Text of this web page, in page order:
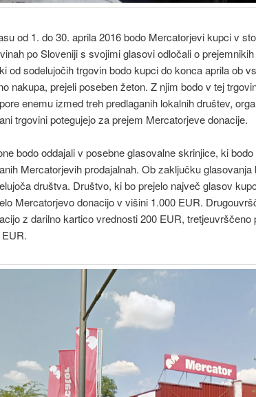
od 1. do 30. aprila 2016 bodo Mercatorjevi kupci v
po Sloveniji s svojimi glasovi odločali o
od sodelujočih trgovin bodo kupci do konca aprila ob
nakupa, prejeli poseben žeton. Z njim bodo v tej
enemu izmed treh predlaganih lokalnih društev,
trgovini potegujejo za prejem Mercatorjeve donacije.
bodo oddajali v posebne glasovalne skrinjice, ki
Mercatorjevih prodajalnah. Ob zaključku
društva. Društvo, ki bo prejelo največ glasov
Mercatorjevo donacijo v višini 1.000 EUR.
z darilno kartico vrednosti 200 EUR, tretjeuvrščeno